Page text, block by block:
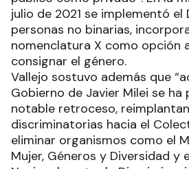
julio de 2021 se implementó el
personas no binarias,
nomenclatura X como opción
consignar el género.
Vallejo sostuvo además que
Gobierno de Javier Milei se ha
notable retroceso,
discriminatorias hacia el
eliminar organismos como el
Mujer, Géneros y Diversidad y